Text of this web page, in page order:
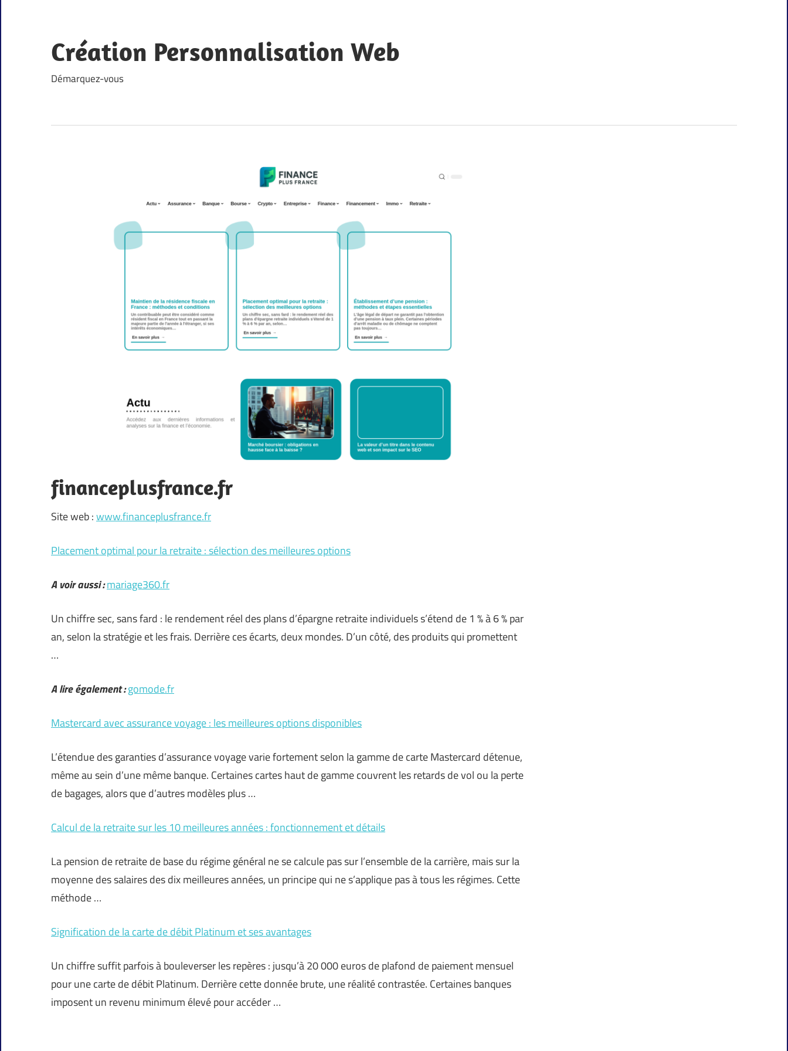
content
Création Personnalisation Web
Démarquez-vous
financeplusfrance.fr
Site web :www.financeplusfrance.fr
Placement optimal pour la retraite : sélection des meilleures options
A voir aussi :mariage360.fr
Un chiffre sec, sans fard : le rendement réel des plans d’épargne retraite individuels s’étend de 1 % à 6 % par
an, selon la stratégie et les frais. Derrière ces écarts, deux mondes. D’un côté, des produits qui promettent
…
A lire également :gomode.fr
Mastercard avec assurance voyage : les meilleures options disponibles
L’étendue des garanties d’assurance voyage varie fortement selon la gamme de carte Mastercard détenue,
même au sein d’une même banque. Certaines cartes haut de gamme couvrent les retards de vol ou la perte
de bagages, alors que d’autres modèles plus …
Calcul de la retraite sur les 10 meilleures années : fonctionnement et détails
La pension de retraite de base du régime général ne se calcule pas sur l’ensemble de la carrière, mais sur la
moyenne des salaires des dix meilleures années, un principe qui ne s’applique pas à tous les régimes. Cette
méthode …
Signification de la carte de débit Platinum et ses avantages
Un chiffre suffit parfois à bouleverser les repères : jusqu’à 20 000 euros de plafond de paiement mensuel
pour une carte de débit Platinum. Derrière cette donnée brute, une réalité contrastée. Certaines banques
imposent un revenu minimum élevé pour accéder …